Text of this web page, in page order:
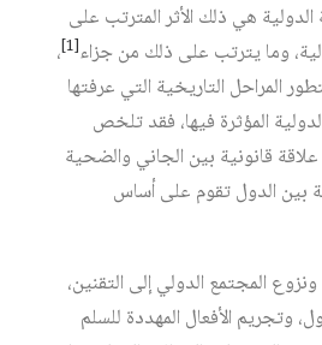
الدولية هي ذلك الأثر المترتب على
وما يترتب على ذلك من جزاء[1] ،
المراحل التاريخية التي عرفتها
المؤثرة فيها، فقد تلخص
علاقة قانونية بين الجاني والضحية
بين الدول تقوم على أساس
المجتمع الدولي إلى التقنين،
وتجريم الأفعال المهددة للسلم